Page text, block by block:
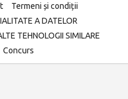
Termeni și condiții
A DATELOR
TEHNOLOGII SIMILARE
Concurs